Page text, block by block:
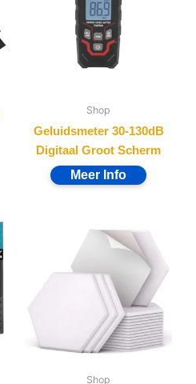
Shop
Geluidsmeter 30-130dB
Digitaal Groot Scherm
Shop